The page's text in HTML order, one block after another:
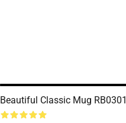
Beautiful Classic Mug RB0301